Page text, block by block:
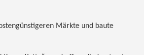
Märkte und baute